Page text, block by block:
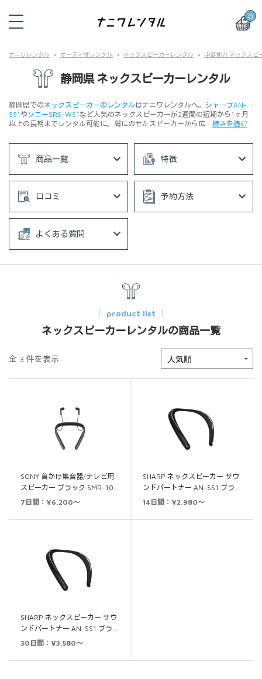
0
ナニワレンタル オーディオレンタル ネックスピーカーレンタル 中部地方 ネックスピ
静岡県 ネックスピーカーレンタル
静岡県でのネックスピーカーのレンタルはナニワレンタルへ。 シャープAN-
SS1やソニーSRS-WS1 など人気のネックスピーカーが2週間の短期から1ヶ月
以上の長期までレンタル可能に。肩にのせたスピーカーから広… 続きを読む
商品一覧 特徴
口コミ 予約方法
よくある質問
product list
ネックスピーカーレンタルの商品一覧
全 3 件を表示
SONY 首かけ集音器/テレビ用
スピーカー ブラック SMR-10…
7日間：¥6,200～
SHARP ネックスピーカー サウ
ンドパートナー AN-SS1 ブラ…
14日間：¥2,980～
SHARP ネックスピーカー サウ
ンドパートナー AN-SS1 ブラ…
30日間：¥3,580～